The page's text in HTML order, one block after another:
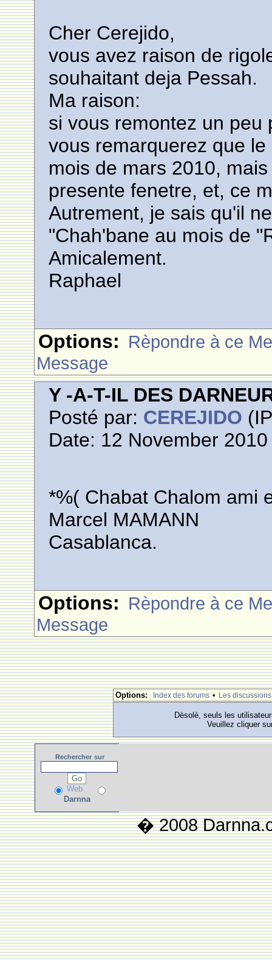
Cher Cerejido,
vous avez raison de
souhaitant deja Pessah.
Ma raison:
si vous remontez un peu
vous remarquerez que
mois de mars 2010,
presente fenetre, et, ce
Autrement, je sais qu'il
"Chah'bane au mois de
Amicalement.
Raphael
Options: Rèpondre à ce
Message
Y -A-T-IL DES
Posté par: CEREJIDO
Date: 12 November
*%( Chabat Chalom ami
Marcel MAMANN
Casablanca.
Options: Rèpondre à ce
Message
Options: Index des forums • Les discussions
Dèsolè, seuls les
Veuillez cliquer
Rechercher sur
Web
Darnna
� 2008